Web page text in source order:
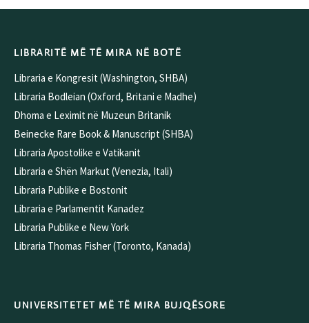
LIBRARITË MË TË MIRA NË BOTË
Libraria e Kongresit (Washington, SHBA)
Libraria Bodleian (Oxford, Britani e Madhe)
Dhoma e Leximit në Muzeun Britanik
Beinecke Rare Book & Manuscript (SHBA)
Libraria Apostolike e Vatikanit
Libraria e Shën Markut (Venezia, Itali)
Libraria Publike e Bostonit
Libraria e Parlamentit Kanadez
Libraria Publike e New York
Libraria Thomas Fisher (Toronto, Kanada)
UNIVERSITETET MË TË MIRA BUJQËSORE